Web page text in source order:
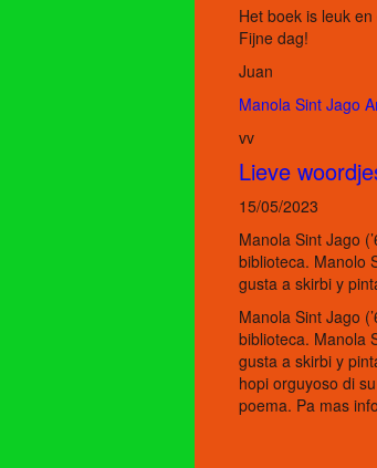
Het boek is leuk
Fijne dag!
Juan
Manola Sint Jago
vv
Lieve
15/05/2023
Manola Sint Jago
biblioteca. Manolo
gusta a skirbi y
Manola Sint Jago
biblioteca. Manola
gusta a skirbi y
hopi orguyoso di
poema. Pa mas